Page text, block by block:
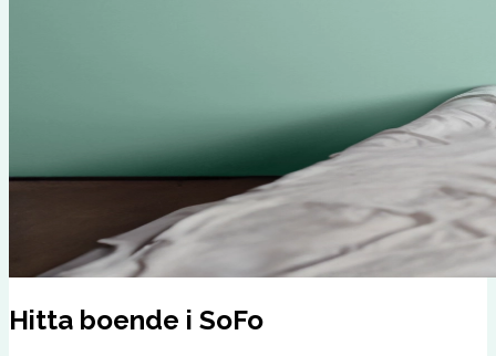
Hitta boende i SoFo